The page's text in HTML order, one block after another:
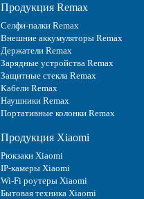
Продукция Remax
Селфи-палки Remax
Внешние аккумуляторы Remax
Держатели Remax
Зарядные устройства Remax
Защитные стекла Remax
Кабели Remax
Наушники Remax
Портативные колонки Remax
Продукция Xiaomi
Рюкзаки Xiaomi
IP-камеры Xiaomi
Wi-Fi роутеры Xiaomi
Бытовая техника Xiaomi